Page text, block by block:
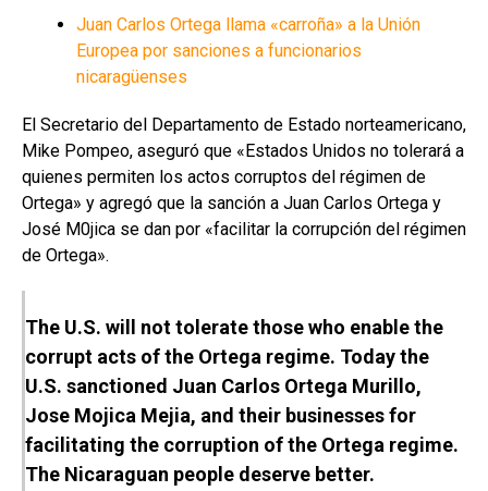
Juan Carlos Ortega llama «carroña» a la Unión
Europea por sanciones a funcionarios
nicaragüenses
El Secretario del Departamento de Estado norteamericano,
Mike Pompeo, aseguró que «Estados Unidos no tolerará a
quienes permiten los actos corruptos del régimen de
Ortega» y agregó que la sanción a Juan Carlos Ortega y
José M0jica se dan por «facilitar la corrupción del régimen
de Ortega».
The U.S. will not tolerate those who enable the
corrupt acts of the Ortega regime. Today the
U.S. sanctioned Juan Carlos Ortega Murillo,
Jose Mojica Mejia, and their businesses for
facilitating the corruption of the Ortega regime.
The Nicaraguan people deserve better.